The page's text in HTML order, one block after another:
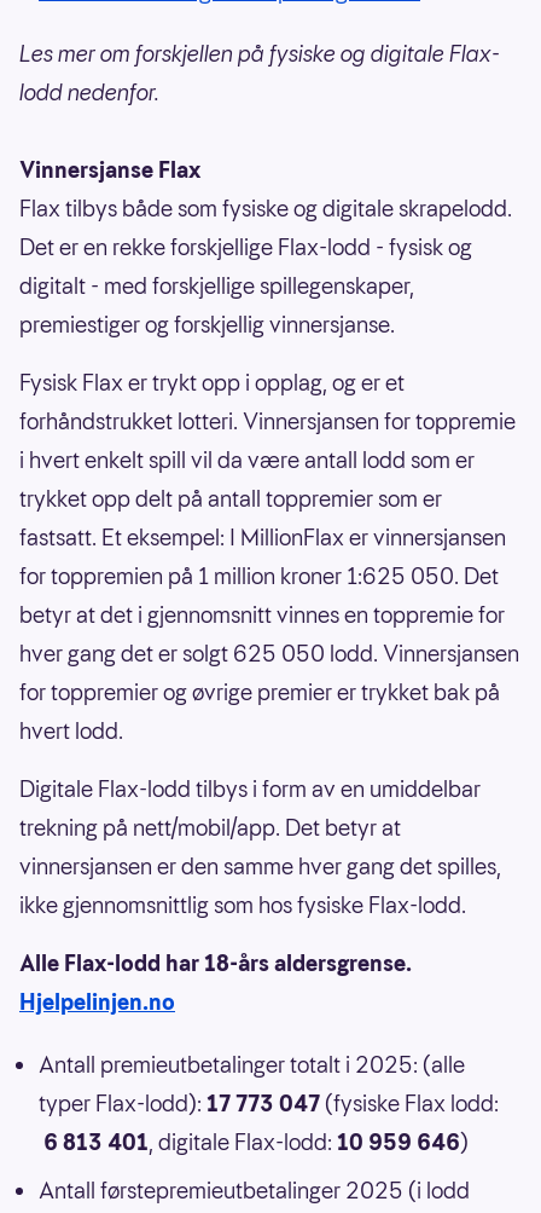
Les mer om forskjellen på fysiske og digitale Flax-
lodd nedenfor.
Vinnersjanse Flax
Flax tilbys både som fysiske og digitale skrapelodd.
Det er en rekke forskjellige Flax-lodd - fysisk og
digitalt - med forskjellige spillegenskaper,
premiestiger og forskjellig vinnersjanse.
Fysisk Flax er trykt opp i opplag, og er et
forhåndstrukket lotteri. Vinnersjansen for toppremie
i hvert enkelt spill vil da være antall lodd som er
trykket opp delt på antall toppremier som er
fastsatt. Et eksempel: I MillionFlax er vinnersjansen
for toppremien på 1 million kroner 1:625 050. Det
betyr at det i gjennomsnitt vinnes en toppremie for
hver gang det er solgt 625 050 lodd. Vinnersjansen
for toppremier og øvrige premier er trykket bak på
hvert lodd.
Digitale Flax-lodd tilbys i form av en umiddelbar
trekning på nett/mobil/app. Det betyr at
vinnersjansen er den samme hver gang det spilles,
ikke gjennomsnittlig som hos fysiske Flax-lodd.
Alle Flax-lodd har 18-års aldersgrense.
Hjelpelinjen.no
Antall premieutbetalinger totalt i 2025: (alle
typer Flax-lodd): 17 773 047 (fysiske Flax lodd:
6 813 401, digitale Flax-lodd: 10 959 646)
Antall førstepremieutbetalinger 2025 (i lodd